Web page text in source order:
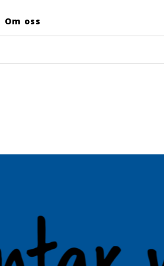
Om oss